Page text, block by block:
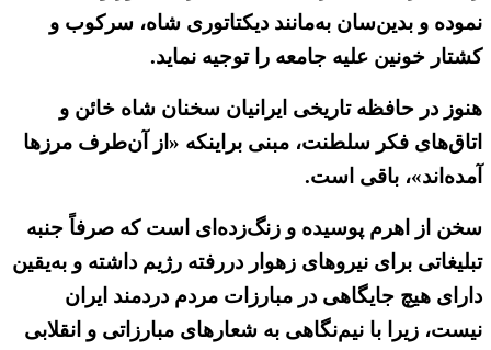
نموده و بدین‌سان به‌مانند دیکتاتوری شاه، سرکوب و
کشتار خونین علیه جامعه را توجیه نماید.
هنوز در حافظه تاریخی ایرانیان سخنان شاه خائن و
اتاق‌های فکر سلطنت، مبنی براینکه «از آن‌طرف مرزها
آمده‌اند»، باقی است.
سخن از اهرم پوسیده و زنگ‌زده‌ای است که صرفاً جنبه
تبلیغاتی برای نیروهای زهوار دررفته رژیم داشته و به‌یقین
دارای هیچ جایگاهی در مبارزات مردم دردمند ایران
نیست، زیرا با نیم‌نگاهی به شعارهای مبارزاتی و انقلابی